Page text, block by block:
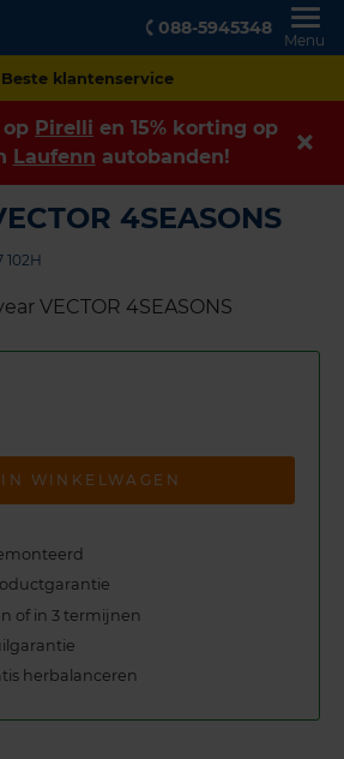
088-5945348
Menu
Achteraf betalen
op Pirelli en 15% korting op
Laufenn autobanden!
4SEASONS
102H
IN WINKELWAGEN
of in 3 termijnen
herbalanceren